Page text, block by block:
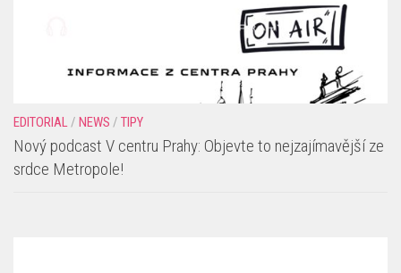
EDITORIAL/ NEWS / TIPY
Nový podcast V centru Prahy: Objevte to nejzajímavější ze
srdce Metropole!